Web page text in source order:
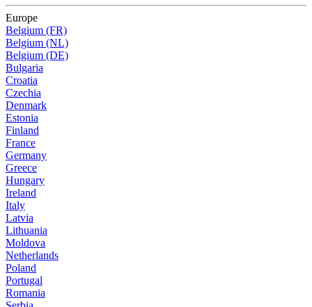
Europe
Belgium (FR)
Belgium (NL)
Belgium (DE)
Bulgaria
Croatia
Czechia
Denmark
Estonia
Finland
France
Germany
Greece
Hungary
Ireland
Italy
Latvia
Lithuania
Moldova
Netherlands
Poland
Portugal
Romania